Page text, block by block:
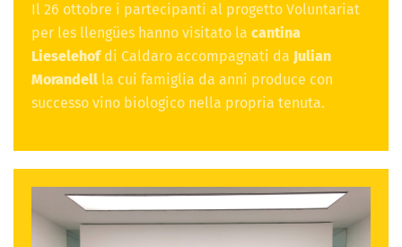
Il 26 ottobre i partecipanti al progetto Voluntariat
per les llengües hanno visitato la cantina
Lieselehofdi Caldaro accompagnati da Julian
Morandell la cui famiglia da anni produce con
successo vino biologico nella propria tenuta.